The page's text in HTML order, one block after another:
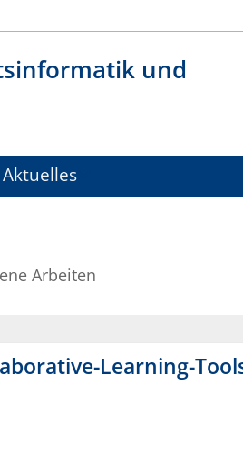
und
Aktuelles
Arbeiten
Learning-